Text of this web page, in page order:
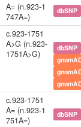
A= (n.923-1
747A=)
dbSNP
c.923-1751
A>G (n.923-
1751A>G)
dbSNP
c.923-1751
A= (n.923-1
751A=)
dbSNP